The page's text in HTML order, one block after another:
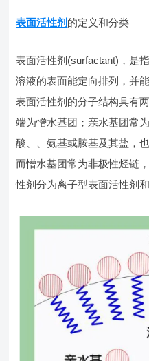
表面活性剂 的定义和分类
表面活性剂(surfactant)，是
溶液的表面能定向排列，并
表面活性剂的分子结构具有
端为憎水基团；亲水基团常
酸、、氨基或胺基及其盐，
而憎水基团常为非极性烃链
性剂分为离子型表面活性剂